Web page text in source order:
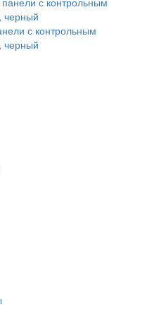
с контрольным
черный